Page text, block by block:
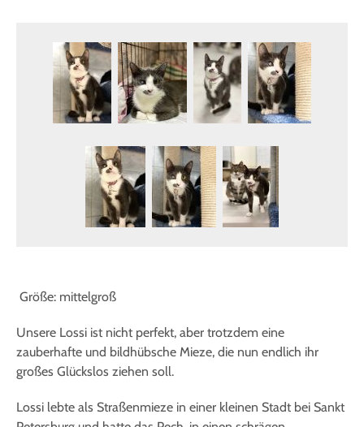
Größe: mittelgroß
Unsere Lossi ist nicht perfekt, aber trotzdem eine
zauberhafte und bildhübsche Mieze, die nun endlich ihr
großes Glückslos ziehen soll.
Lossi lebte als Straßenmieze in einer kleinen Stadt bei Sankt